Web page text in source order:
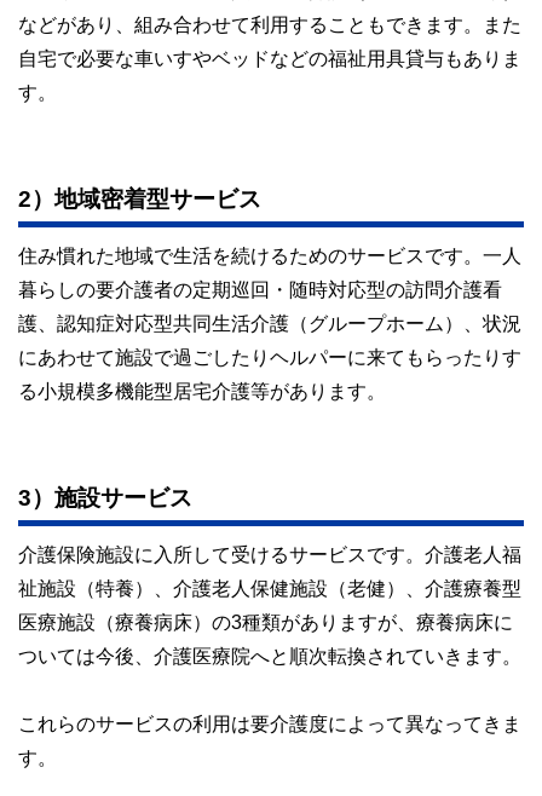
などがあり、組み合わせて利用することもできます。また
自宅で必要な車いすやベッドなどの福祉用具貸与もありま
す。
2）地域密着型サービス
住み慣れた地域で生活を続けるためのサービスです。一人
暮らしの要介護者の定期巡回・随時対応型の訪問介護看
護、認知症対応型共同生活介護（グループホーム）、状況
にあわせて施設で過ごしたりヘルパーに来てもらったりす
る小規模多機能型居宅介護等があります。
3）施設サービス
介護保険施設に入所して受けるサービスです。介護老人福
祉施設（特養）、介護老人保健施設（老健）、介護療養型
医療施設（療養病床）の3種類がありますが、療養病床に
ついては今後、介護医療院へと順次転換されていきます。
これらのサービスの利用は要介護度によって異なってきま
す。